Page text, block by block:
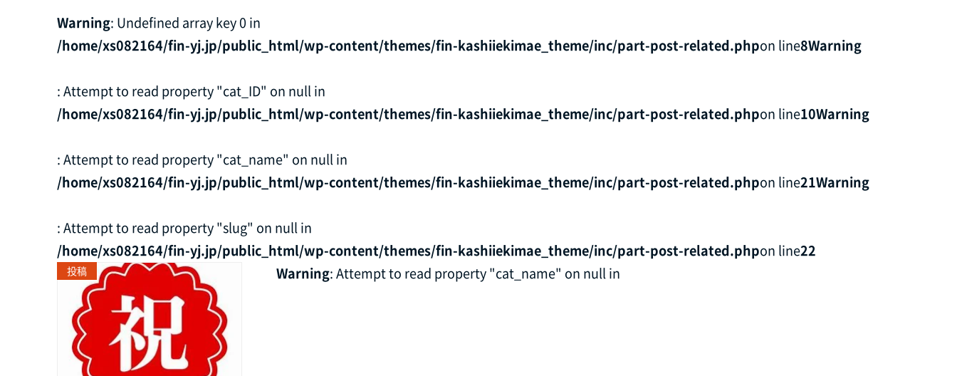
Warning: Undefined array key 0 in
/home/xs082164/fin-yj.jp/public_html/wp-content/themes/fin-kashiiekimae_theme/inc/part-post-related.phpon line8Warning
: Attempt to read property "cat_ID" on null in
/home/xs082164/fin-yj.jp/public_html/wp-content/themes/fin-kashiiekimae_theme/inc/part-post-related.phpon line10Warning
: Attempt to read property "cat_name" on null in
/home/xs082164/fin-yj.jp/public_html/wp-content/themes/fin-kashiiekimae_theme/inc/part-post-related.phpon line21Warning
: Attempt to read property "slug" on null in
/home/xs082164/fin-yj.jp/public_html/wp-content/themes/fin-kashiiekimae_theme/inc/part-post-related.phpon line22
投稿 Warning: Attempt to read property "cat_name" on null in